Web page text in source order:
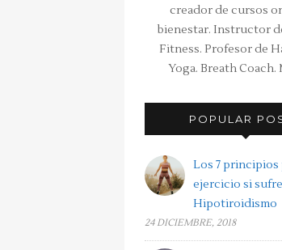
creador de cursos
bienestar. Instructor
Fitness. Profesor de
Yoga. Breath Coach.
POPULAR
Los 7 principios
ejercicio si
Hipotiroidismo
24 DICIEMBRE, 2018